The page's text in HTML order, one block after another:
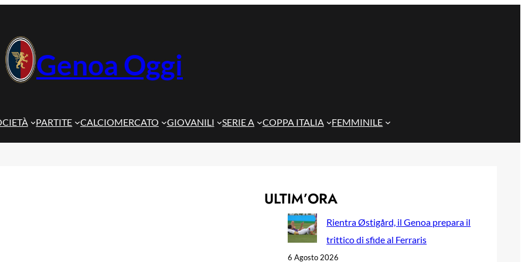
Genoa Oggi
PARTITE CALCIOMERCATO GIOVANILI SERIE A COPPA ITALIA FEMMINILE
ULTIM’ORA
Rientra Østigård, il Genoa prepara il
trittico di sfide al Ferraris
6 Agosto 2026